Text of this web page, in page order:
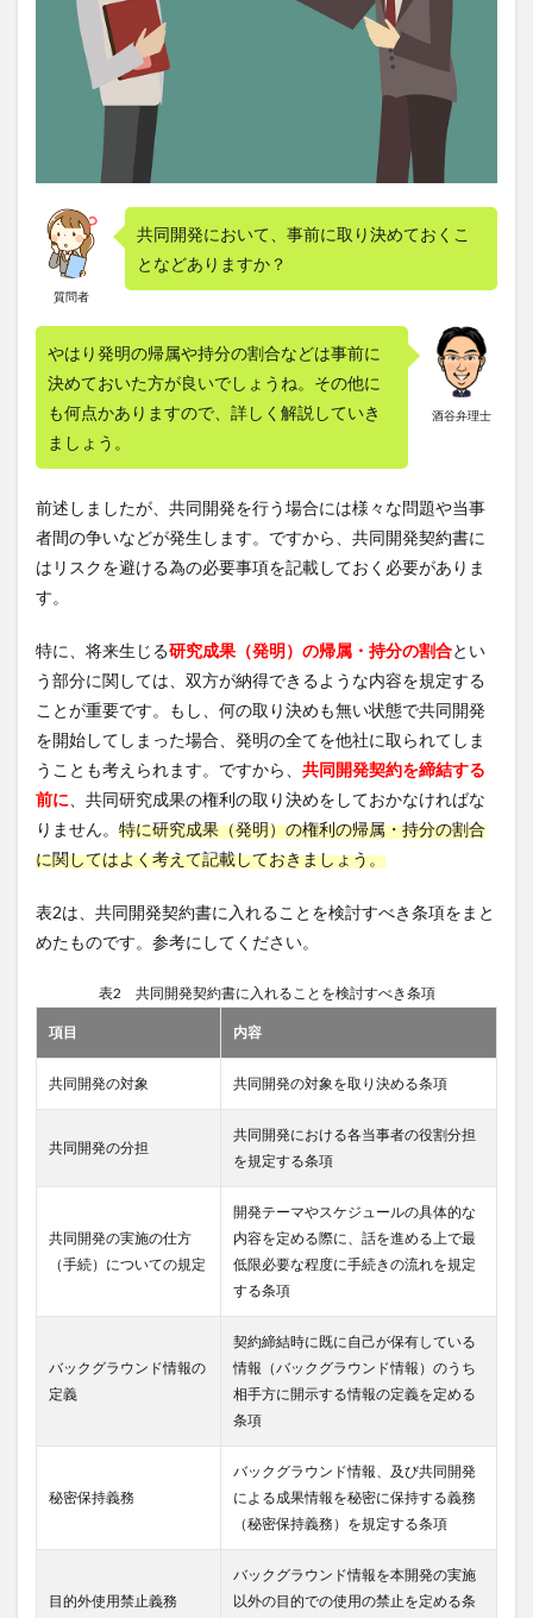
質問者
共同開発において、事前に取り決めておくこ
となどありますか？
酒谷弁理士
やはり発明の帰属や持分の割合などは事前に
決めておいた方が良いでしょうね。その他に
も何点かありますので、詳しく解説していき
ましょう。
前述しましたが、共同開発を行う場合には様々な問題や当事
者間の争いなどが発生します。ですから、共同開発契約書に
はリスクを避ける為の必要事項を記載しておく必要がありま
す。
特に、将来生じる研究成果（発明）の帰属・持分の割合とい
う部分に関しては、双方が納得できるような内容を規定する
ことが重要です。もし、何の取り決めも無い状態で共同開発
を開始してしまった場合、発明の全てを他社に取られてしま
うことも考えられます。ですから、 共同開発契約を締結する
前に 、共同研究成果の権利の取り決めをしておかなければな
りません。 特に研究成果（発明）の権利の帰属・持分の割合
に関してはよく考えて記載しておきましょう。
表2は、共同開発契約書に入れることを検討すべき条項をまと
めたものです。参考にしてください。
表2 共同開発契約書に入れることを検討すべき条項
項目 内容
共同開発の対象 共同開発の対象を取り決める条項
共同開発の分担
共同開発における各当事者の役割分担
を規定する条項
共同開発の実施の仕方
（手続）についての規定
開発テーマやスケジュールの具体的な
内容を定める際に、話を進める上で最
低限必要な程度に手続きの流れを規定
する条項
バックグラウンド情報の
定義
契約締結時に既に自己が保有している
情報（バックグラウンド情報）のうち
相手方に開示する情報の定義を定める
条項
秘密保持義務
バックグラウンド情報、及び共同開発
による成果情報を秘密に保持する義務
（秘密保持義務）を規定する条項
目的外使用禁止義務
バックグラウンド情報を本開発の実施
以外の目的での使用の禁止を定める条